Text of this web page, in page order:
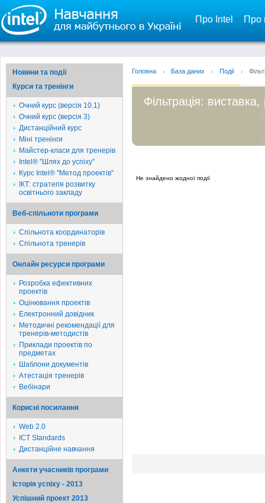
Про Intel Про
Новини та події
Курси та тренінги
Очний курс (версія 10.1)
Очний курс (версія 3)
Дистанційний курс
Міні тренінги
Майстер-класи для тренерів
Intel® "Шлях до успіху"
Курс Intel® "Метод проектів"
ІКТ: стратегія розвитку
освітнього закладу
Веб-спільноти програми
Спільнота координаторів
Спільнота тренерів
Онлайн ресурси програми
Розробка ефективних
проектів
Оцінювання проектів
Електронний довідник
Методичні рекомендації для
тренерів-методистів
Приклади проектів по
предметах
Шаблони документів
Атестація тренерів
Вебінари
Корисні посилання
Web 2.0
ICT Standards
Дистанційне навчання
Анкети учасників програми
Історія успіху - 2013
Успішний проект 2013
Головна База даних Події
Фільтрація:
Не знайдено жодної події